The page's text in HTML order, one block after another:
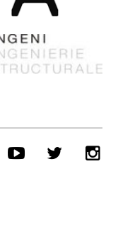
FacebookYouTube